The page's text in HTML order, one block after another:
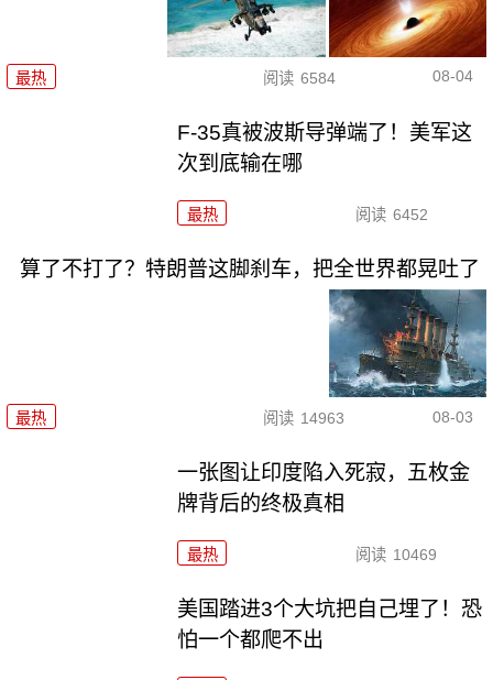
最热 阅读 6584 08-04
F-35真被波斯导弹端了！美军这
次到底输在哪
最热 阅读 6452
算了不打了？特朗普这脚刹车，把全世界都晃吐了
最热 阅读 14963 08-03
一张图让印度陷入死寂，五枚金
牌背后的终极真相
最热 阅读 10469
美国踏进3个大坑把自己埋了！恐
怕一个都爬不出